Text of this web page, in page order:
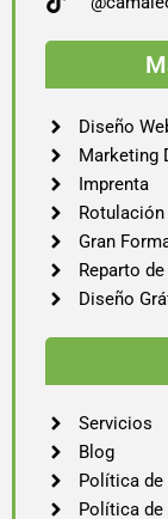
Diseño
Marketing
Imprenta
Rotulación
Gran
Reparto
Diseño
Servicios
Blog
Política de
Política